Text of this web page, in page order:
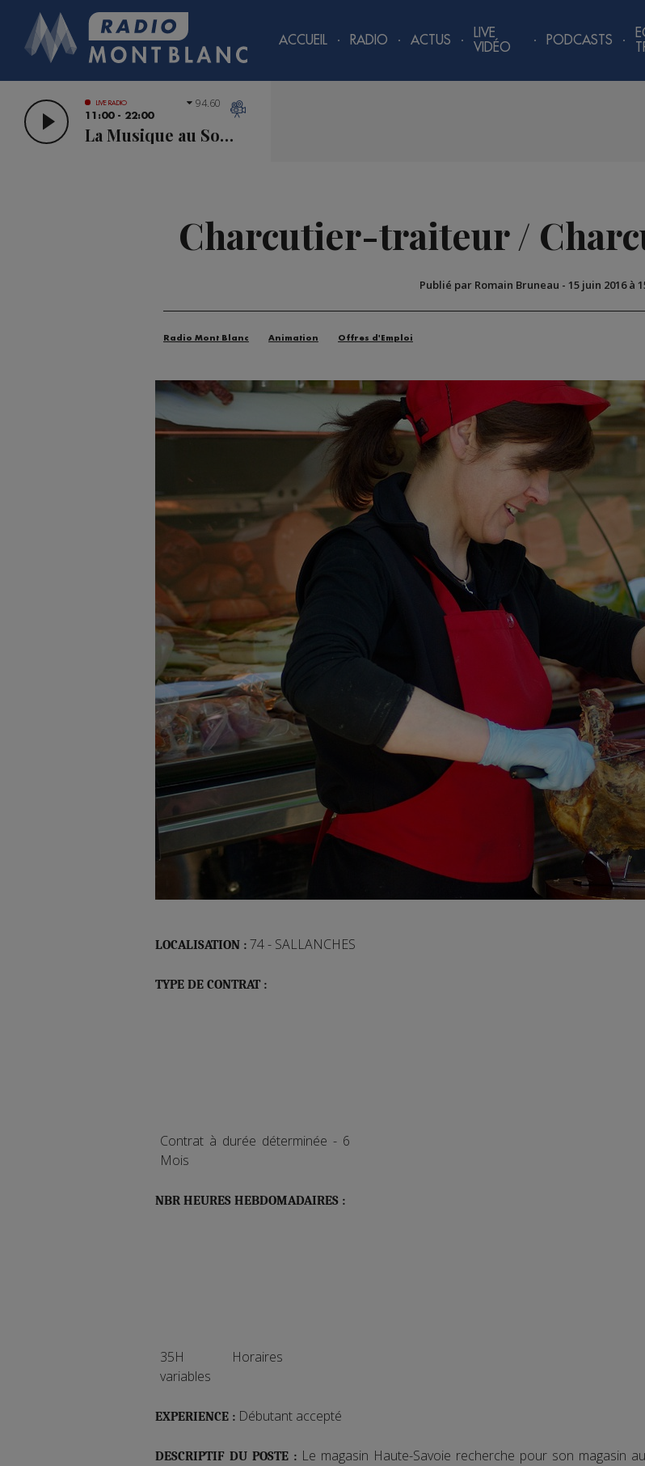
ACCUEIL RADIO ACTUS
LIVE
VIDÉO
PODCASTS
LIVE RADIO
11:00 - 22:00
La Musique au Sommet
94.60
Charcutier-traiteur /
Publié par Romain Bruneau - 15 juin 2016 à
Radio Mont Blanc Animation Offres d'Emploi
LOCALISATION : 74 - SALLANCHES
TYPE DE CONTRAT :
Contrat à durée déterminée - 6
Mois
NBR HEURES HEBDOMADAIRES :
35H Horaires
variables
EXPERIENCE : Débutant accepté
DESCRIPTIF DU POSTE : Le magasin Haute-Savoie recherche pour son magasin